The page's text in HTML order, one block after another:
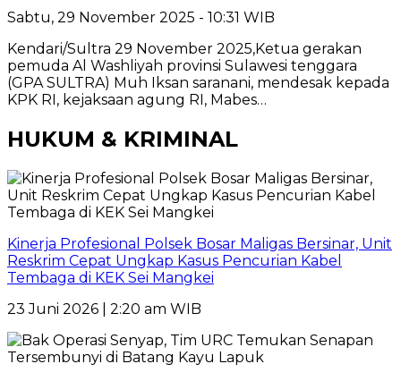
Sabtu, 29 November 2025 - 10:31 WIB
Kendari/Sultra 29 November 2025,Ketua gerakan
pemuda Al Washliyah provinsi Sulawesi tenggara
(GPA SULTRA) Muh Iksan saranani, mendesak kepada
KPK RI, kejaksaan agung RI, Mabes…
HUKUM & KRIMINAL
Kinerja Profesional Polsek Bosar Maligas Bersinar, Unit
Reskrim Cepat Ungkap Kasus Pencurian Kabel
Tembaga di KEK Sei Mangkei
23 Juni 2026 | 2:20 am WIB